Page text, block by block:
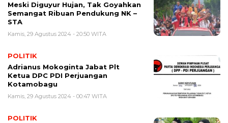
Meski Diguyur Hujan, Tak Goyahkan
Semangat Ribuan Pendukung NK –
STA
Kamis, 29 Agustus 2024 - 20:50 WITA
POLITIK
Adrianus Mokoginta Jabat Plt
Ketua DPC PDI Perjuangan
Kotamobagu
Kamis, 29 Agustus 2024 - 00:47 WITA
POLITIK